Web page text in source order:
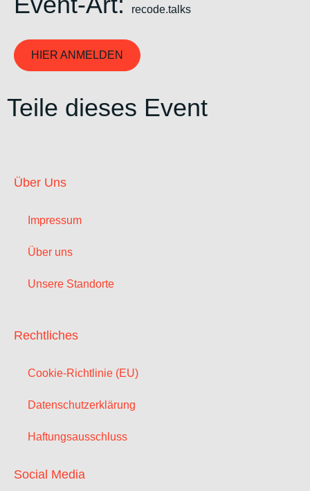
recode.talks
HIER ANMELDEN
Teile dieses Event
Über Uns
Impressum
Über uns
Unsere Standorte
Rechtliches
Cookie-Richtlinie (EU)
Datenschutzerklärung
Haftungsausschluss
Social Media